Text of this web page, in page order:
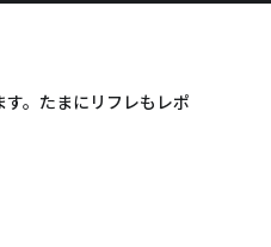
。たまにリフレもレポ